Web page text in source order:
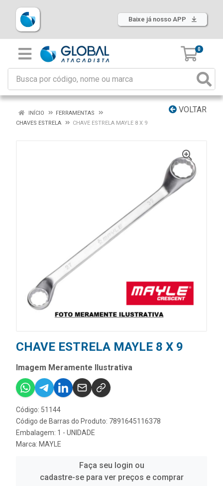
Baixe já nosso APP
0
VOLTAR
INÍCIO
FERRAMENTAS
CHAVES ESTRELA
CHAVE ESTRELA MAYLE 8 X 9
CHAVE ESTRELA MAYLE 8 X 9
Imagem Meramente Ilustrativa
Código: 51144
Código de Barras do Produto: 7891645116378
Embalagem: 1 - UNIDADE
Marca: MAYLE
Faça seu login ou
cadastre-se para ver preços e comprar